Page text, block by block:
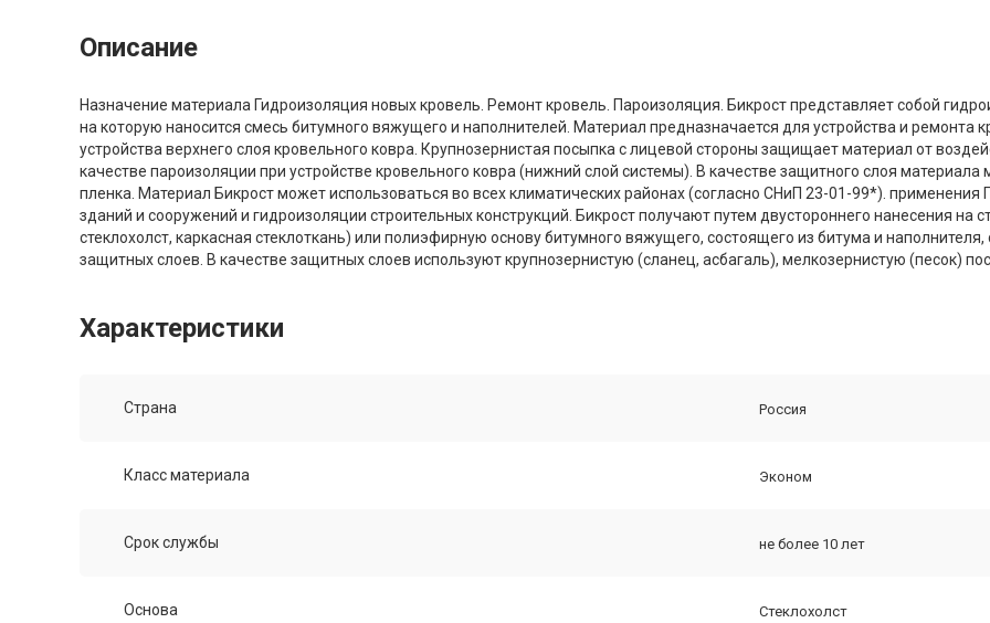
Описание
Назначение материала Гидроизоляция новых кровель. Ремонт кровель. Пароизоляция. Бикрост представляет собой
на которую наносится смесь битумного вяжущего и наполнителей. Материал предназначается для устройства и ремонта
устройства верхнего слоя кровельного ковра. Крупнозернистая посыпка с лицевой стороны защищает материал от
качестве пароизоляции при устройстве кровельного ковра (нижний слой системы). В качестве защитного слоя
пленка. Материал Бикрост может использоваться во всех климатических районах (согласно СНиП 23-01-99*). применения
зданий и сооружений и гидроизоляции строительных конструкций. Бикрост получают путем двустороннего нанесения на
стеклохолст, каркасная стеклоткань) или полиэфирную основу битумного вяжущего, состоящего из битума и
защитных слоев. В качестве защитных слоев используют крупнозернистую (сланец, асбагаль), мелкозернистую (песок)
Характеристики
Страна Россия
Класс материала Эконом
Срок службы не более 10 лет
Основа Стеклохолст